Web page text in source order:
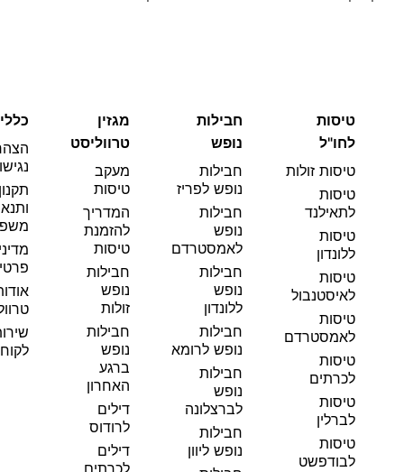
טיסות
לחו"ל
טיסות זולות
טיסות
לתאילנד
טיסות
ללונדון
טיסות
לאיסטנבול
טיסות
לאמסטרדם
טיסות
לכרתים
טיסות
לברלין
טיסות
לבודפשט
חבילות
נופש
חבילות
נופש לפריז
חבילות
נופש
לאמסטרדם
חבילות
נופש
ללונדון
חבילות
נופש לרומא
חבילות
נופש
לברצלונה
חבילות
נופש ליוון
מגזין
טרווליסט
מעקב
טיסות
המדריך
להזמנת
טיסות
חבילות
נופש
זולות
חבילות
נופש
ברגע
האחרון
דילים
לרודוס
דילים
כללי